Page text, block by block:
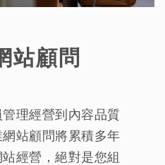
站顧問
理經營到內容品質
站顧問將累積多年
經營，絕對是您組